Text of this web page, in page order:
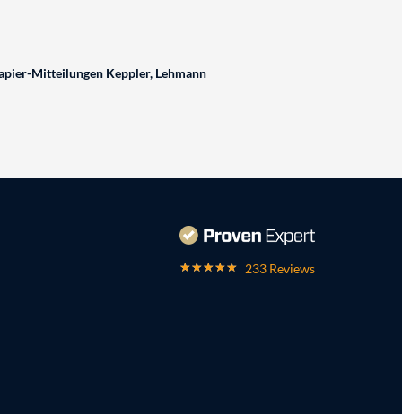
Mitteilungen Keppler, Lehmann
233 Reviews